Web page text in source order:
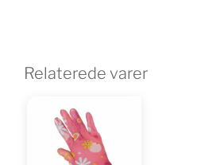
Relaterede varer